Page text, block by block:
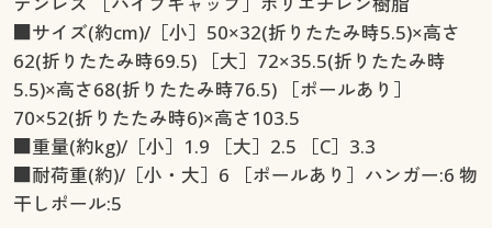
■サイズ(約cm)/［小］50×32(折りたたみ時5.5)×高さ
62(折りたたみ時69.5) ［大］72×35.5(折りたたみ時
5.5)×高さ68(折りたたみ時76.5) ［ポールあり］
70×52(折りたたみ時6)×高さ103.5
■重量(約kg)/［小］1.9 ［大］2.5 ［C］3.3
■耐荷重(約)/［小・大］6 ［ポールあり］ハンガー:6 物
干しポール:5